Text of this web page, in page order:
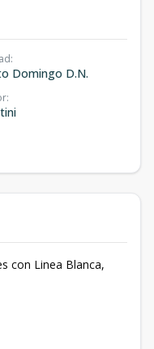
:
Domingo D.N.
:
con Linea Blanca,